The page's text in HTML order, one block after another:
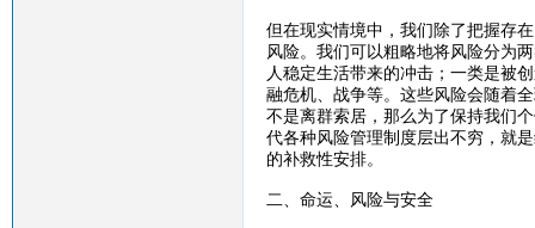
但在现实情境中，我们除了把握存
风险。我们可以粗略地将风险分为
人稳定生活带来的冲击；一类是被
融危机、战争等。这些风险会随着
不是离群索居，那么为了保持我们
代各种风险管理制度层出不穷，就
的补救性安排。
二、命运、风险与安全